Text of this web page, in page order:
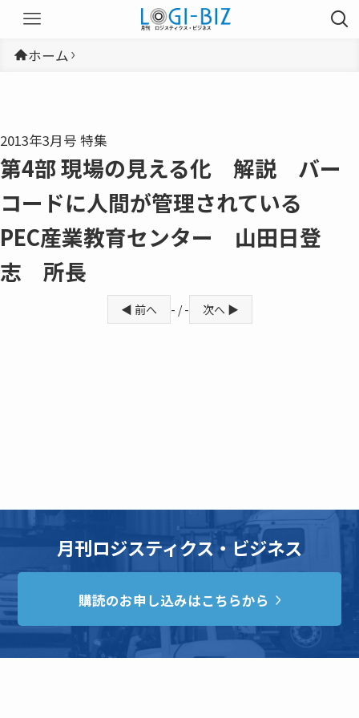
ホーム
2013年3月号 特集
第4部 現場の見える化 解説 バー
コードに人間が管理されている
PEC産業教育センター 山田日登
志 所長
◀ 前へ - / - 次へ ▶
月刊ロジスティクス・ビジネス
購読のお申し込みはこちらから